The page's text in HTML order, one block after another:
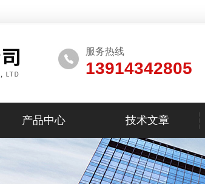
服务热线
13914342805
产品中心 技术文章